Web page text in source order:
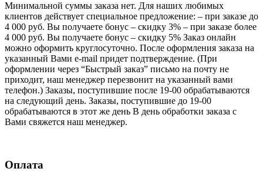
Минимальной суммы заказа нет. Для наших любимых
клиентов действует специальное предложение: – при заказе до
4 000 руб. Вы получаете бонус – скидку 3% – при заказе более
4 000 руб. Вы получаете бонус – скидку 5% Заказ онлайн
можно оформить круглосуточно. После оформления заказа на
указанный Вами e-mail придет подтверждение. (При
оформлении через “Быстрый заказ” письмо на почту не
приходит, наш менеджер перезвонит на указанный вами
телефон.) Заказы, поступившие после 19-00 обрабатываются
на следующий день. Заказы, поступившие до 19-00
обрабатываются в этот же день В день обработки заказа с
Вами свяжется наш менеджер.
Оплата